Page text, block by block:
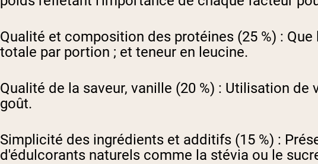
Qualité et composition des protéines (25 %) :
totale par portion ; et teneur en leucine.
Qualité de la saveur, vanille (20 %) : Utilisation de
goût.
Simplicité des ingrédients et additifs (15 %) :
d'édulcorants naturels comme la stévia ou le